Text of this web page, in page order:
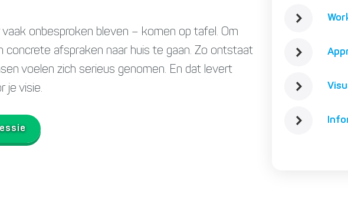
onbesproken bleven – komen op tafel. Om
concrete afspraken naar huis te gaan. Zo ontstaat
voelen zich serieus genomen. En dat levert
je visie.